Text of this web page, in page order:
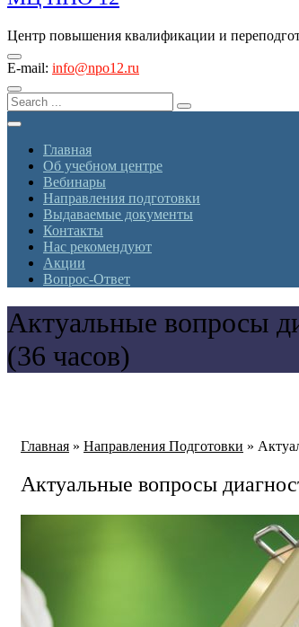
Центр повышения квалификации и
E-mail: info@npo12.ru
Главная
Об учебном центре
Вебинары
Направления подготовки
Выдаваемые документы
Контакты
Нас рекомендуют
Акции
Вопрос-Ответ
Актуальные вопросы
(36 часов)
Главная » Направления Подготовки »
Актуальные вопросы